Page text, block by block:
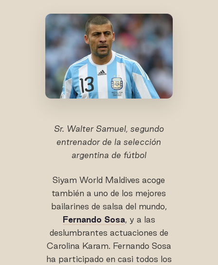
Sr. Walter Samuel, segundo
entrenador de la selección
argentina de fútbol
Siyam World Maldives acoge
también a uno de los mejores
bailarines de salsa del mundo,
Fernando Sosa, y a las
deslumbrantes actuaciones de
Carolina Karam. Fernando Sosa
ha participado en casi todos los